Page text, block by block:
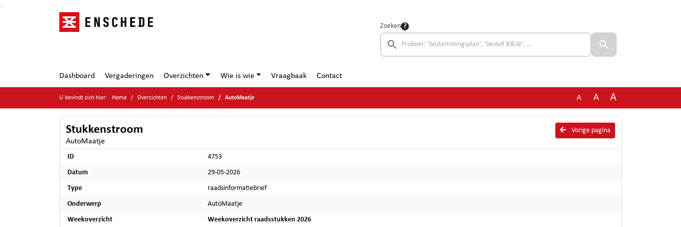
Ga naar de inhoud van deze pagina
Ga naar het zoeken
Ga naar het menu
Zoeken
Dashboard Vergaderingen Overzichten Wie is wie Vraagbaak Contact
U bevindt zich hier: Home Overzichten Stukkenstroom AutoMaatje A A A
Vorige pagina
Stukkenstroom
AutoMaatje
ID 4753
Datum 29-05-2026
Type raadsinformatiebrief
Onderwerp AutoMaatje
Weekoverzicht
Weekoverzicht raadsstukken 2026